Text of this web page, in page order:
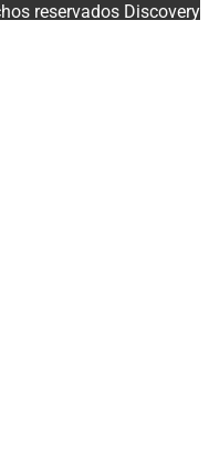
reservados Discovery